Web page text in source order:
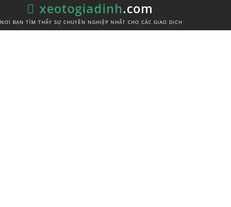
xeotogiadinh.com
NƠI BẠN TÌM THẤY SỰ CHUYÊN NGHIỆP NHẤT CHO CÁC GIAO DỊCH